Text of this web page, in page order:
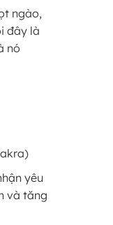
ngào,
đây là
nó
yêu
và tăng